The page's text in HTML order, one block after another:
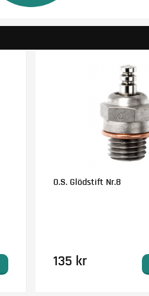
O.S. Glödstift Nr.8
135 kr